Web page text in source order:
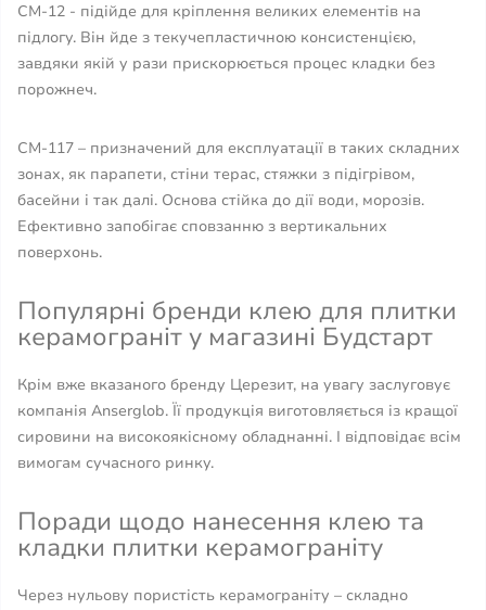
СМ-12 - підійде для кріплення великих елементів на
підлогу. Він йде з текучепластичною консистенцією,
завдяки якій у рази прискорюється процес кладки без
порожнеч.
СМ-117 – призначений для експлуатації в таких складних
зонах, як парапети, стіни терас, стяжки з підігрівом,
басейни і так далі. Основа стійка до дії води, морозів.
Ефективно запобігає сповзанню з вертикальних
поверхонь.
Популярні бренди клею для плитки
керамограніт у магазині Будстарт
Крім вже вказаного бренду Церезит, на увагу заслуговує
компанія Anserglob. Її продукція виготовляється із кращої
сировини на високоякісному обладнанні. І відповідає всім
вимогам сучасного ринку.
Поради щодо нанесення клею та
кладки плитки керамограніту
Через нульову пористість керамограніту – складно